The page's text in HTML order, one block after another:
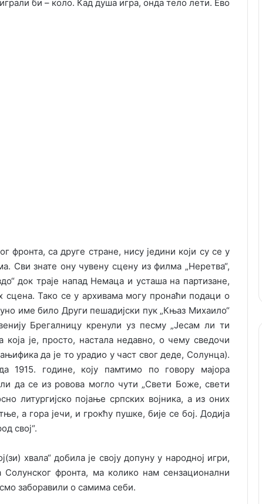
би – коло. Кад душа игра, онда тело лети. Ево
фронта, са друге стране, нису једини који су се у
Сви знате ону чувену сцену из филма „Неретва“,
док траје напад Немаца и усташа на партизане,
сцена. Тако се у архивама могу пронаћи подаци о
име било Други пешадијски пук „Књаз Михаило“
Брегалницу кренули уз песму „Јесам ли ти
која је, просто, настала недавно, о чему сведочи
да је то урадио у част свог деде, Солунца).
1915. године, коју памтимо по говору мајора
да се из ровова могло чути „Свети Боже, свети
литургијско појање српских војника, а из оних
а гора јечи, и грокћу пушке, бије се бој. Додија
свој“.
хвала“ добила је своју допуну у народној игри,
фронта, ма колико нам сензационални
заборавили о самима себи.